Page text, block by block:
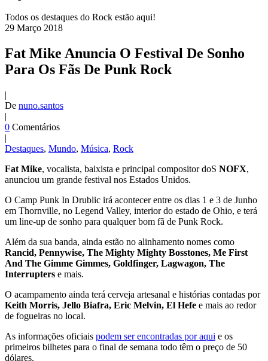
Todos os destaques do Rock estão aqui!
29 Março 2018
Fat Mike Anuncia O Festival De Sonho
Para Os Fãs De Punk Rock
|
De nuno.santos
|
0 Comentários
|
Destaques, Mundo, Música, Rock
Fat Mike, vocalista, baixista e principal compositor doS NOFX,
anunciou um grande festival nos Estados Unidos.
O Camp Punk In Drublic irá acontecer entre os dias 1 e 3 de Junho
em Thornville, no Legend Valley, interior do estado de Ohio, e terá
um line-up de sonho para qualquer bom fã de Punk Rock.
Além da sua banda, ainda estão no alinhamento nomes como
Rancid, Pennywise, The Mighty Mighty Bosstones, Me First
And The Gimme Gimmes, Goldfinger, Lagwagon, The
Interrupters e mais.
O acampamento ainda terá cerveja artesanal e histórias contadas por
Keith Morris, Jello Biafra, Eric Melvin, El Hefe e mais ao redor
de fogueiras no local.
As informações oficiais podem ser encontradas por aqui e os
primeiros bilhetes para o final de semana todo têm o preço de 50
dólares.